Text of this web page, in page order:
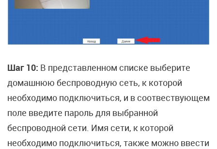
Шаг 10: В представленном списке выберите
домашнюю беспроводную сеть, к которой
необходимо подключиться, и в соотвествующем
поле введите пароль для выбранной
беспроводной сети. Имя сети, к которой
необходимо подключиться, также можно ввести